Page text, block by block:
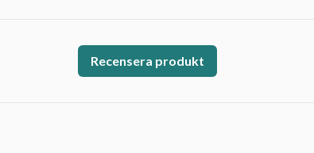
Recensera produkt